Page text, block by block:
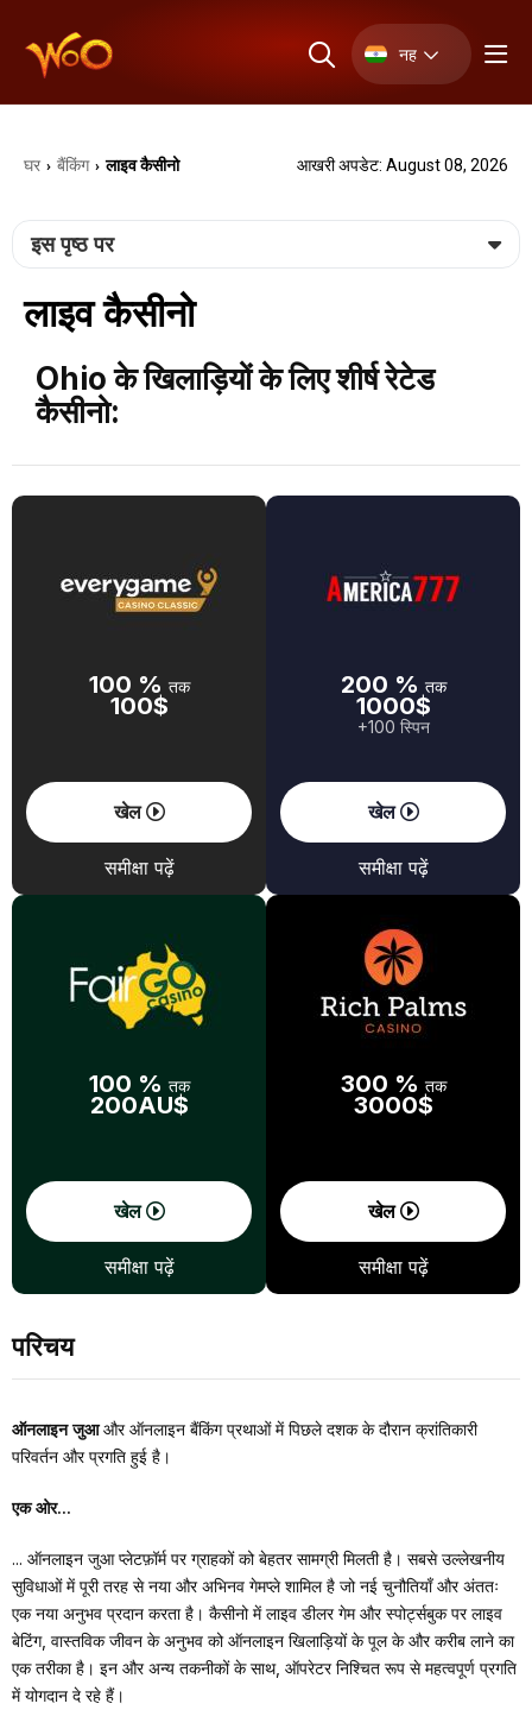
नह
घर › बैंकिंग › लाइव कैसीनो आखरी अपडेट: August 08, 2026
इस पृष्ठ पर
लाइव कैसीनो
Ohio के खिलाड़ियों के लिए शीर्ष रेटेड
कैसीनो:
100 % तक
100$
खेल
समीक्षा पढ़ें
200 % तक
1000$
+100 स्पिन
खेल
समीक्षा पढ़ें
100 % तक
200AU$
खेल
समीक्षा पढ़ें
300 % तक
3000$
खेल
समीक्षा पढ़ें
परिचय
ऑनलाइन जुआऔर ऑनलाइन बैंकिंग प्रथाओं में पिछले दशक के दौरान क्रांतिकारी
परिवर्तन और प्रगति हुई है।
एक ओर...
... ऑनलाइन जुआ प्लेटफ़ॉर्म पर ग्राहकों को बेहतर सामग्री मिलती है। सबसे उल्लेखनीय
सुविधाओं में पूरी तरह से नया और अभिनव गेमप्ले शामिल है जो नई चुनौतियाँ और अंततः
एक नया अनुभव प्रदान करता है। कैसीनो में लाइव डीलर गेम और स्पोर्ट्सबुक पर लाइव
बेटिंग, वास्तविक जीवन के अनुभव को ऑनलाइन खिलाड़ियों के पूल के और करीब लाने का
एक तरीका है। इन और अन्य तकनीकों के साथ, ऑपरेटर निश्चित रूप से महत्वपूर्ण प्रगति
में योगदान दे रहे हैं।